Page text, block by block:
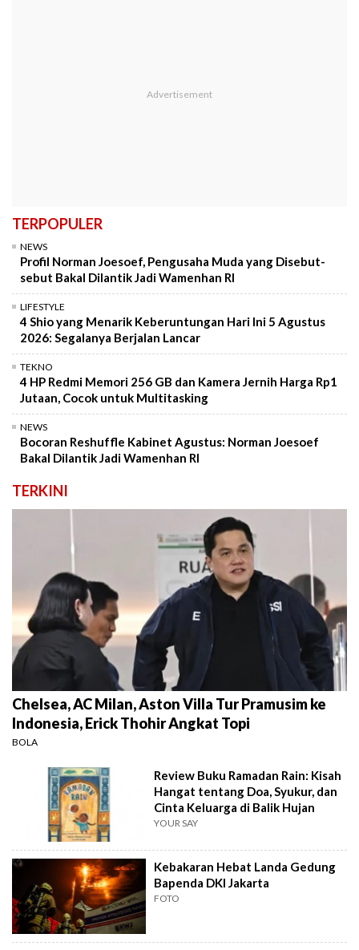
TERPOPULER
NEWS
Profil Norman Joesoef, Pengusaha Muda yang Disebut-
sebut Bakal Dilantik Jadi Wamenhan RI
LIFESTYLE
4 Shio yang Menarik Keberuntungan Hari Ini 5 Agustus
2026: Segalanya Berjalan Lancar
TEKNO
4 HP Redmi Memori 256 GB dan Kamera Jernih Harga Rp1
Jutaan, Cocok untuk Multitasking
NEWS
Bocoran Reshuffle Kabinet Agustus: Norman Joesoef
Bakal Dilantik Jadi Wamenhan RI
TERKINI
Chelsea, AC Milan, Aston Villa Tur Pramusim ke
Indonesia, Erick Thohir Angkat Topi
BOLA
Review Buku Ramadan Rain: Kisah
Hangat tentang Doa, Syukur, dan
Cinta Keluarga di Balik Hujan
YOUR SAY
Kebakaran Hebat Landa Gedung
Bapenda DKI Jakarta
FOTO